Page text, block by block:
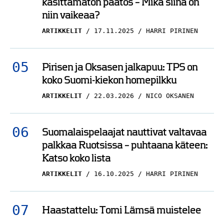
Haastattelu: Saksassa
”Lätynheittäjistä
hiekkapaperiksi”
HAASTATTELUT
20.04.2025
PETTERI LINNAVALLI
niin vaikeaa?
ARTIKKELIT 17.11.2025 HARRI PIRINEN
Pirisen ja Oksasen jalkapuu: TPS on
koko Suomi-kiekon homepilkku
ARTIKKELIT 22.03.2026 NICO OKSANEN
Suomalaispelaajat nauttivat valtavaa
palkkaa Ruotsissa – puhtaana käteen:
Katso koko lista
ARTIKKELIT 16.10.2025 HARRI PIRINEN
Haastattelu: Tomi Lämsä muistelee